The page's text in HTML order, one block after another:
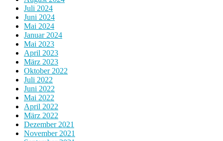
Juli 2024
Juni 2024
Mai 2024
Januar 2024
Mai 2023
April 2023
März 2023
Oktober 2022
Juli 2022
Juni 2022
Mai 2022
April 2022
März 2022
Dezember 2021
November 2021